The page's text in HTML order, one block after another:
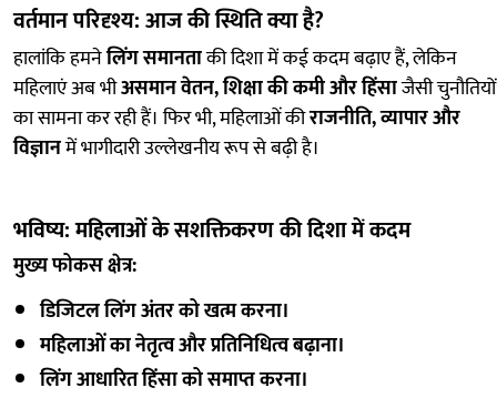
वर्तमान परिदृश्य: आज की स्थिति क्या है?
हालांकि हमनेलिंग समानताकी दिशा में कई कदम बढ़ाए हैं, लेकिन
महिलाएं अब भीअसमान वेतन, शिक्षा की कमी और हिंसाजैसी चुनौतियों
का सामना कर रही हैं। फिर भी, महिलाओं कीराजनीति, व्यापार और
विज्ञानमें भागीदारी उल्लेखनीय रूप से बढ़ी है।
भविष्य: महिलाओं के सशक्तिकरण की दिशा में कदम
मुख्य फोकस क्षेत्र:
डिजिटल लिंग अंतर को खत्म करना।
महिलाओं का नेतृत्व और प्रतिनिधित्व बढ़ाना।
लिंग आधारित हिंसा को समाप्त करना।